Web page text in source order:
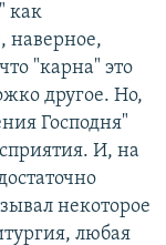
как
наверное,
"карна" это
другое. Но,
Господня"
И, на
некоторое
любая